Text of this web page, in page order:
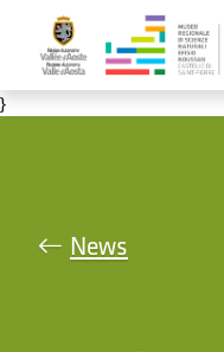
Salta al contenuto principale
}
News